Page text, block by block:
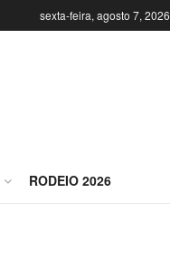
sexta-feira, agosto 7, 2026
RODEIO 2026